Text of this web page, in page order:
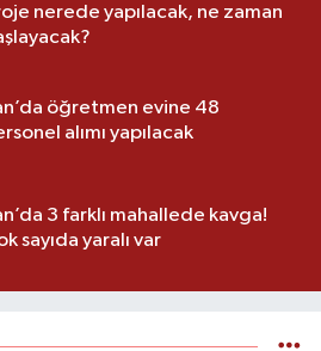
nerede yapılacak, ne zaman
öğretmen evine 48
alımı yapılacak
3 farklı mahallede kavga!
sayıda yaralı var